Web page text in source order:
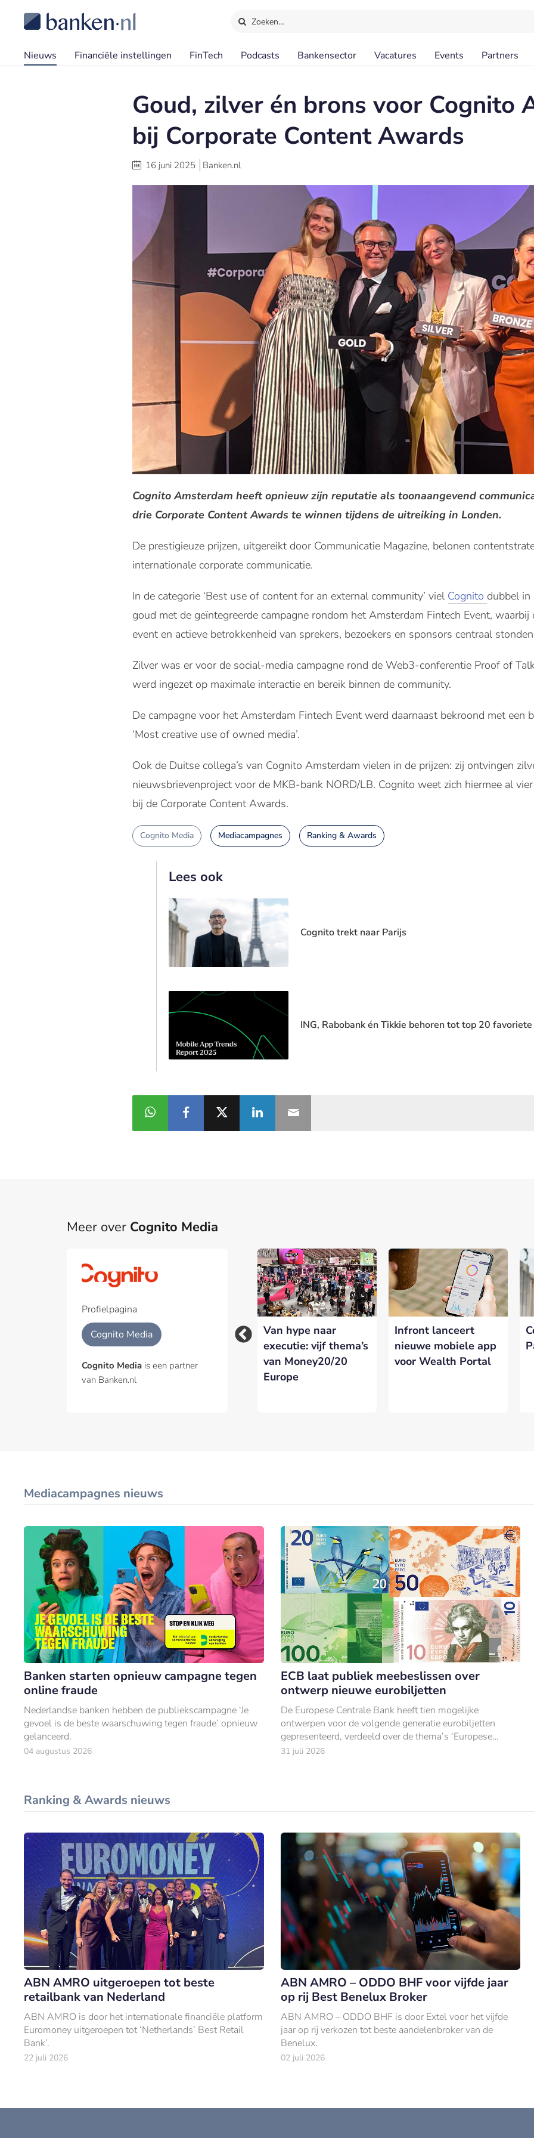
Zoeken…
Nieuws Financiële instellingen FinTech Podcasts Bankensector Vacatures Events Partners
Goud, zilver én brons voor Cognito
bij Corporate Content Awards
16 juni 2025 Banken.nl
Cognito Amsterdam heeft opnieuw zijn reputatie als toonaangevend
drie Corporate Content Awards te winnen tijdens de uitreiking in Londen.
De prestigieuze prijzen, uitgereikt door Communicatie Magazine, belonen
internationale corporate communicatie.
In de categorie ‘Best use of content for an external community’ viel Cognito dubbel in
goud met de geïntegreerde campagne rondom het Amsterdam Fintech Event,
event en actieve betrokkenheid van sprekers, bezoekers en sponsors centraal
Zilver was er voor de social-media campagne rond de Web3-conferentie Proof of
werd ingezet op maximale interactie en bereik binnen de community.
De campagne voor het Amsterdam Fintech Event werd daarnaast bekroond met een
‘Most creative use of owned media’.
Ook de Duitse collega’s van Cognito Amsterdam vielen in de prijzen: zij ontvingen
nieuwsbrievenproject voor de MKB-bank NORD/LB. Cognito weet zich hiermee al
bij de Corporate Content Awards.
Cognito Media Mediacampagnes Ranking & Awards
Lees ook
Cognito trekt naar Parijs
ING, Rabobank én Tikkie behoren tot top 20
Meer over Cognito Media
Profielpagina
Cognito Media
Cognito Media is een partner
van Banken.nl
Cognito wederom
Communications
Communicatielessen
van een ‘recovering
banker’
Van hype naar
executie: vijf thema’s
van Money20/20
Europe
Infront lanceert
nieuwe mobiele app
voor Wealth Portal
Mediacampagnes nieuws
Banken starten opnieuw campagne tegen
online fraude
Nederlandse banken hebben de publiekscampagne ‘Je
gevoel is de beste waarschuwing tegen fraude’ opnieuw
gelanceerd.
04 augustus 2026
ECB laat publiek meebeslissen over
ontwerp nieuwe eurobiljetten
De Europese Centrale Bank heeft tien mogelijke
ontwerpen voor de volgende generatie eurobiljetten
gepresenteerd, verdeeld over de thema’s ‘Europese
cultuur’ en ‘rivieren en vogels’.
31 juli 2026
Ranking & Awards nieuws
ABN AMRO uitgeroepen tot beste
retailbank van Nederland
ABN AMRO is door het internationale financiële platform
Euromoney uitgeroepen tot ‘Netherlands’ Best Retail
Bank’.
22 juli 2026
ABN AMRO – ODDO BHF voor vijfde jaar
op rij Best Benelux Broker
ABN AMRO – ODDO BHF is door Extel voor het vijfde
jaar op rij verkozen tot beste aandelenbroker van de
Benelux.
02 juli 2026